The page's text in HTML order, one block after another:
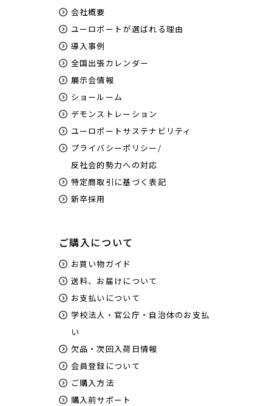
会社概要
ユーロポートが選ばれる理由
導入事例
全国出張カレンダー
展示会情報
ショールーム
デモンストレーション
ユーロポートサステナビリティ
プライバシーポリシー/
反社会的勢力への対応
特定商取引に基づく表記
新卒採用
ご購入について
お買い物ガイド
送料、お届けについて
お支払いについて
学校法人・官公庁・自治体のお支払
い
欠品・次回入荷日情報
会員登録について
ご購入方法
購入前サポート